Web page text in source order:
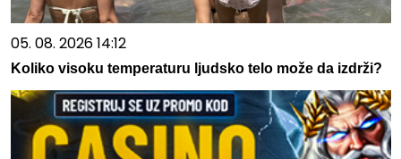
05. 08. 2026 14:12
Koliko visoku temperaturu ljudsko telo može da izdrži?